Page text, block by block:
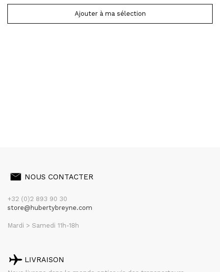
Ajouter à ma sélection
NOUS CONTACTER
+32 (0)2 893 90 30
store@hubertybreyne.com
Mardi > Samedi 11h-18h
LIVRAISON